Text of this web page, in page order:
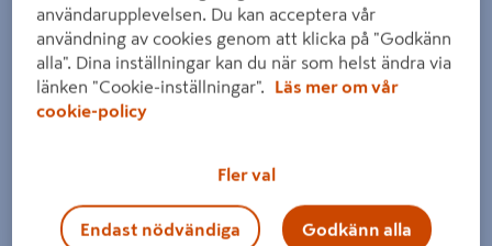
användarupplevelsen. Du kan acceptera vår
användning av cookies genom att klicka på "Godkänn
alla". Dina inställningar kan du när som helst ändra via
länken "Cookie-inställningar".
Läs mer om vår
cookie-policy
Fler val
Endast nödvändiga Godkänn alla